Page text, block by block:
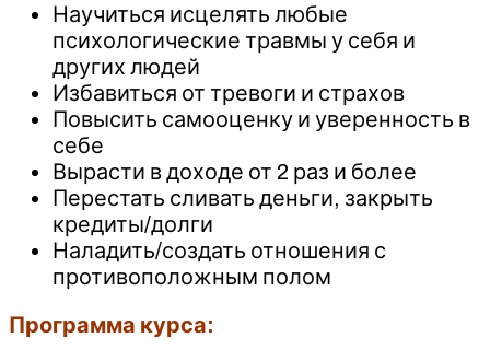
Научиться исцелять любые
психологические травмы у себя и
других людей
Избавиться от тревоги и страхов
Повысить самооценку и уверенность в
себе
Вырасти в доходе от 2 раз и более
Перестать сливать деньги, закрыть
кредиты/долги
Наладить/создать отношения с
противоположным полом
Программа курса: